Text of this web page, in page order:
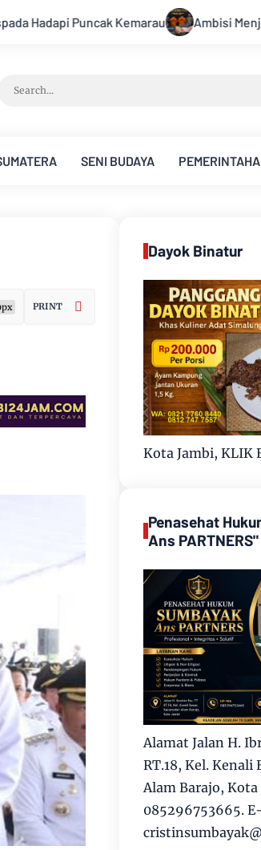
Menjadi Polisi Dimanfaatkan Oknum, Dua
SENI BUDAYA
PRINT
Dayok Binatur
Kota Jambi, KLIK
Penasehat
Ans PARTNERS"
Alamat Jalan H.
RT.18, Kel. Kenali
Alam Barajo,
085296753665.